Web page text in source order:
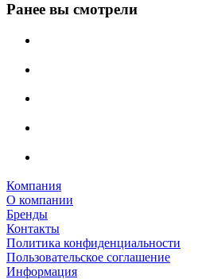
Ранее вы смотрели
Компания
О компании
Бренды
Контакты
Политика конфиденциальности
Пользовательское соглашение
Информация